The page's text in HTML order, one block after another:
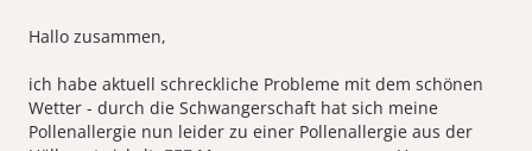
Hallo zusammen,
ich habe aktuell schreckliche Probleme mit dem schönen
Wetter - durch die Schwangerschaft hat sich meine
Pollenallergie nun leider zu einer Pollenallergie aus der